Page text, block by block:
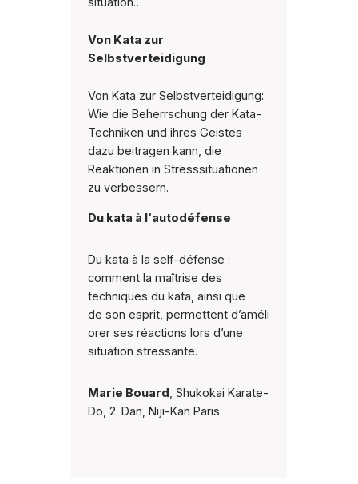
Von Kata zur
Selbstverteidigung
Von Kata zur Selbstverteidigung:
Wie die Beherrschung der Kata-
Techniken und ihres Geistes
dazu beitragen kann, die
Reaktionen in Stresssituationen
zu verbessern.
Du kata à l‘autodéfense
Du kata à la self-défense :
comment la maîtrise des
techniques du kata, ainsi que
de son esprit, permettent d’améli
orer ses réactions lors d’une
situation stressante.
Marie Bouard, Shukokai Karate-
Do, 2. Dan, Niji-Kan Paris